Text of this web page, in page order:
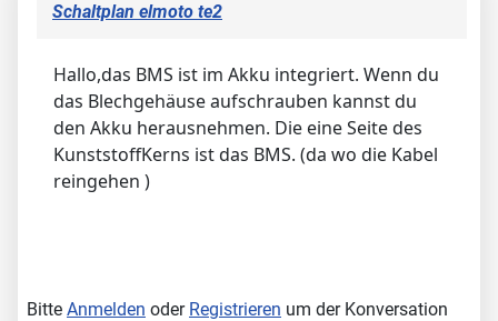
Schaltplan elmoto te2
Hallo,das BMS ist im Akku integriert. Wenn du
das Blechgehäuse aufschrauben kannst du
den Akku herausnehmen. Die eine Seite des
KunststoffKerns ist das BMS. (da wo die Kabel
reingehen )
Bitte Anmelden oder Registrieren um der Konversation